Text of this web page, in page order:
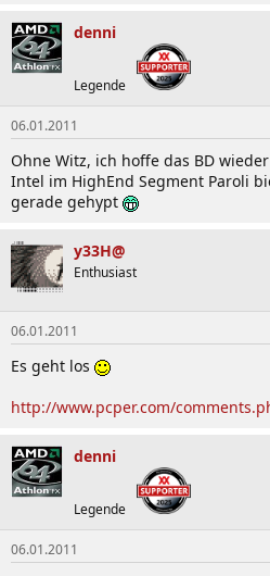
denni
Legende
06.01.2011
Ohne Witz, ich hoffe das BD
Intel im HighEnd Segment Paroli
gerade gehypt
y33H@
Enthusiast
06.01.2011
Es geht los
http://www.pcper.com/
denni
Legende
06.01.2011